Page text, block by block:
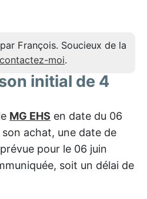
François. Soucieux de la
contactez-moi.
initial de 4
MG EHS en date du 06
achat, une date de
pour le 06 juin
soit un délai de